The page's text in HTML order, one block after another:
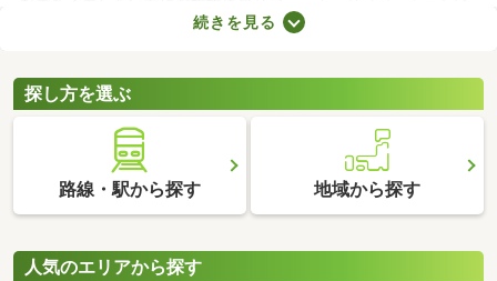
な家を入手したい方におすすめのリフォーム・リノベーション済
みの中古一軒家を紹介します。築年数が古くても新しい設備が整
快適に暮らせますよ。
続きを見る
探し方を選ぶ
路線・駅から探す 地域から探す
人気のエリアから探す